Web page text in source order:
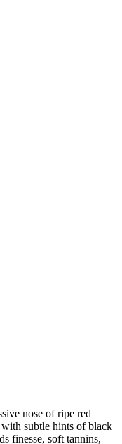
nose of ripe red
subtle hints of black
finesse, soft tannins,